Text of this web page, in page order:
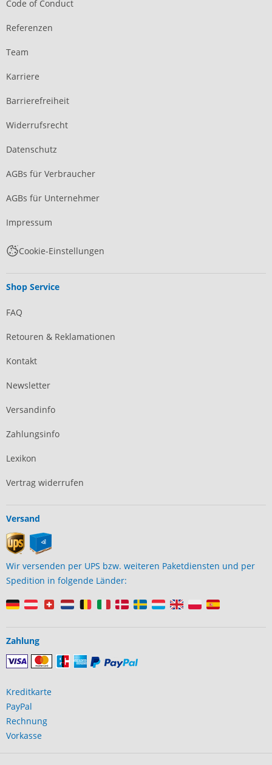
Code of Conduct
Referenzen
Team
Karriere
Barrierefreiheit
Widerrufsrecht
Datenschutz
AGBs für Verbraucher
AGBs für Unternehmer
Impressum
Cookie-Einstellungen
Shop Service
FAQ
Retouren & Reklamationen
Kontakt
Newsletter
Versandinfo
Zahlungsinfo
Lexikon
Vertrag widerrufen
Versand
Wir versenden per UPS bzw. weiteren Paketdiensten und per
Spedition in folgende Länder:
Zahlung
Kreditkarte
PayPal
Rechnung
Vorkasse